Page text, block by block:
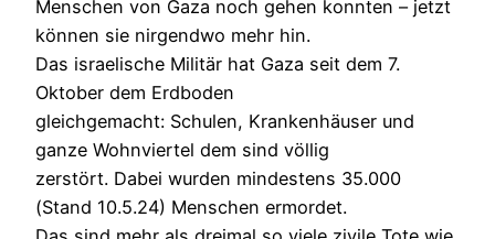
Menschen von Gaza noch gehen konnten – jetzt
können sie nirgendwo mehr hin.
Das israelische Militär hat Gaza seit dem 7.
Oktober dem Erdboden
gleichgemacht: Schulen, Krankenhäuser und
ganze Wohnviertel dem sind völlig
zerstört. Dabei wurden mindestens 35.000
(Stand 10.5.24) Menschen ermordet.